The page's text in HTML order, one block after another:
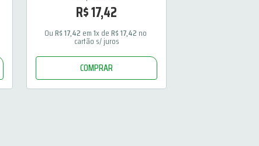
R$17,42
Ou R$17,42 em 1x de R$17,42 no
cartão s/ juros
COMPRAR